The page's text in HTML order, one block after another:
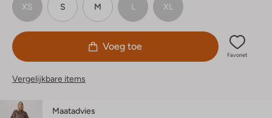
XS S M L XL
Voeg toe
Favoriet
Vergelijkbare items
Maatadvies